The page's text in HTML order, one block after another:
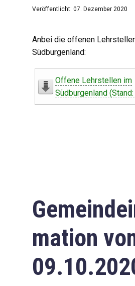
Veröffentlicht: 07. Dezember 2020
Anbei die offenen
Südburgenland:
Offene Lehrstellen im
Südburgenland
mation